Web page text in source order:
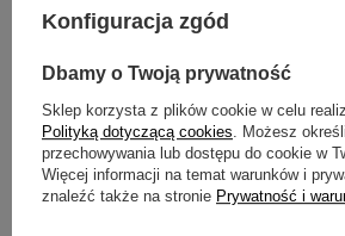
335,00 zł / szt.
Konfiguracja zgód
Dbamy o Twoją prywatność
Sklep korzysta z plików cookie w celu
Polityką dotyczącą cookies. Możesz
przechowywania lub dostępu do cookie w
Więcej informacji na temat warunków i
znaleźć także na stronie Prywatność i